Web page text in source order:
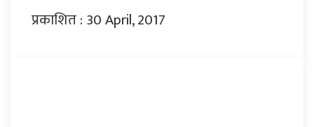
प्रकाशित : 30 April, 2017